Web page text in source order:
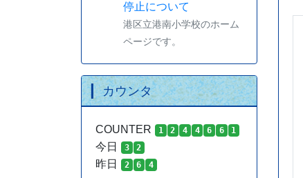
停止について
港区立港南小学校のホーム
ページです。
カウンタ
COUNTER 1 2 4 4 6 6 1
今日 3 2
昨日 2 6 4